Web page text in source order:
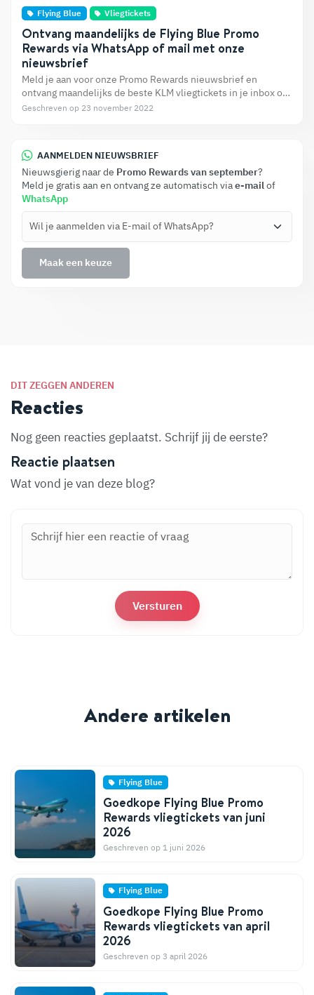
Flying Blue Vliegtickets
Ontvang maandelijks de Flying Blue Promo
Rewards via WhatsApp of mail met onze
nieuwsbrief
Meld je aan voor onze Promo Rewards nieuwsbrief en
ontvang maandelijks de beste KLM vliegtickets in je inbox of
via WhatsApp. Zo mis je nooit meer een mooie deal voor een
Geschreven op 23 november 2022
AANMELDEN NIEUWSBRIEF
Nieuwsgierig naar de Promo Rewards van september?
Meld je gratis aan en ontvang ze automatisch viae-mailof
WhatsApp
DIT ZEGGEN ANDEREN
Reacties
Nog geen reacties geplaatst. Schrijf jij de eerste?
Reactie plaatsen
Wat vond je van deze blog?
Andere artikelen
Flying Blue
Goedkope Flying Blue Promo
Rewards vliegtickets van juni
2026
Geschreven op 1 juni 2026
Flying Blue
Goedkope Flying Blue Promo
Rewards vliegtickets van april
2026
Geschreven op 3 april 2026